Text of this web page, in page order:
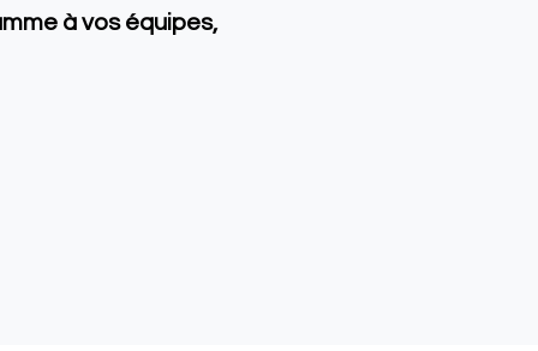
à vos équipes,